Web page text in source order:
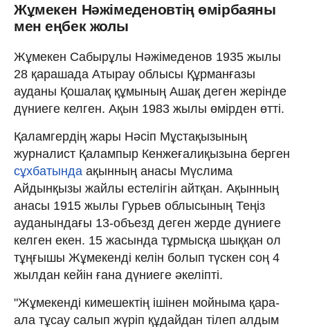
Жұмекен Нәжімеденовтің өмірбаяны
мен еңбек жолы
Жұмекен Сабырұлы Нәжімеденов 1935 жылы
28 қарашада Атырау облысы Құрманғазы
ауданы Қошалақ құмының Ашақ деген жерінде
дүниеге келген. Ақын 1983 жылы өмірден өтті.
Қаламгердің жары Нәсіп Мұстақызының
журналист Қалампыр Кенжеғалиқызына берген
сұхбатында ақынның анасы Мүслима
Айдынқызы жайлы естелігін айтқан. Ақынның
анасы 1915 жылы Гурьев облысының Теңіз
ауданындағы 13-объезд деген жерде дүниеге
келген екен. 15 жасында тұрмысқа шыққан ол
тұңғышы Жұмекенді келін болып түскен соң 4
жылдан кейін ғана дүниеге әкеліпті.
"Жұмекенді кимешектің ішінен мойныма қара-
ала тұсау салып жүріп құдайдан тілеп алдым